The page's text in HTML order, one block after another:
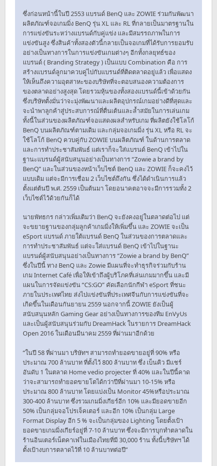
ซึ่งก่อนหน้านี้ในปี 2553 แบรนด์ BenQ และ ZOWIE ร่วมกันพัฒนา
ผลิตภัณฑ์จอเกมมิ่ง BenQ รุ่น XL และ RL ที่กลายเป็นมาตรฐานใน
การแข่งขันระหว่างแบรนด์กับคู่แข่ง และมีสมรรถภาพในการ
แข่งขันสูง ซึ่งสินค้าทั้งสองตัวนี้กลายเป็นจอเกมที่ได้รับการยอมรับ
อย่างเป็นทางการในการแข่งขันเกมต่างๆ อีกทั้งกลยุทธ์ของ
แบรนด์ ( Branding Strategy ) เป็นแบบ Combination คือ การ
สร้างแบรนด์ลูกมาควบคู่ไปกับแบรนด์ที่ติดตลาดอยู่แล้ว เพื่อแสดง
ให้เห็นถึงความอุตสาหะของบริษัทที่จะตอบสนองความต้องการ
ของตลาดอย่างสูงสุด โดยรวมหุ้นของทั้งสองแบรนด์นี้เข้าด้วยกัน
ซึ่งบริษัทตั้งมั่นว่าจะมุ่งพัฒนาและผลิตอุปกรณ์เกมอย่างดีที่สุดและ
จะนำพาลูกค้าสู่ประสบการณ์ที่ตื่นเต้นและล้ำสมัยในการเล่นเกม
ทั้งนี้ในส่วนของผลิตภัณฑ์จอแสดงผลสำหรับเกม ที่ผลิตยังใช้โลโก้
BenQ บนผลิตภัณฑ์ตามเดิม และกลุ่มจอเกมมิ่ง รุ่น XL หรือ RL จะ
ใช้โลโก้ BenQ ควบคู่กับ ZOWIE บนผลิตภัณฑ์ ในด้านการตลาด
และการทำประชาสัมพันธ์ แต่เราก็จะใส่แบรนด์ BenQ เข้าไปใน
ฐานะแบรนด์ผู้สนับสนุนอย่างเป็นทางการ “Zowie a brand by
BenQ” และในส่วนของหน้าเว็บไซต์ BenQ และ ZOWIE ก็จะคงไว้
แบบเดิม แต่จะมีการเชื่อม 2 เว็บไซต์ถึงกัน ซึ่งได้ดำเนินการแล้ว
ตั้งแต่ต้นปี พ.ศ. 2559 เป็นต้นมา โดยอนาคตอาจจะมีการรวมทั้ง 2
เว็บไซต์ไว้ด้วยกันก็ได้
นายพัทธกร กล่าวเพิ่มเติมว่า BenQ จะยังคงอยู่ในตลาดต่อไป แต่
จะขยายฐานของกลุ่มลูกค้าเกมมิ่งให้เพิ่มขึ้น และ ZOWIE จะเป็น
eSport แบรนด์ ภายใต้แบรนด์ BenQ ในส่วนของการตลาดและ
การทำประชาสัมพันธ์ แต่จะใส่แบรนด์ BenQ เข้าไปในฐานะ
แบรนด์ผู้สนับสนุนอย่างเป็นทางการ “Zowie a brand by BenQ”
ซึ่งในปีนี้ ทาง BenQ และ Zowie มีแผนที่จะทำธุรกิจร่วมกับร้าน
เกม Internet Café เพื่อให้เข้าถึงผู้บริโภคที่เล่นเกมมากขึ้น และมี
แผนในการจัดแข่งขัน “CS:GO” คัดเลือกนักกีฬา eSport ที่ชนะ
ภายในประเทศไทย ส่งไปแข่งขันที่ประเทศจีนกับการแข่งขันที่จะ
เกิดขึ้นในเดือนกันยายน 2559 นอกจากนี้ ZOWIE ยังเป็นผู้
สนับสนุนหลัก Gaming Gear อย่างเป็นทางการของทีม EnVyUs
และเป็นผู้สนับสนุนร่วมกับ DreamHack ในรายการ DreamHack
Open 2016 ในเดือนมีนาคม 2559 ที่ผ่านมาอีกด้วย
“ในปี 58 ที่ผ่านมา บริษัทฯ สามารถทำยอดขายอยู่ที่ 90% หรือ
ประมาณ 700 ล้านบาท ที่ตั้งไว้ 800 ล้านบาท ซึ่ง เบ็นคิว มีเเชร์
อันดับ 1 ในตลาด Home vedio projecter ที่ 40% และในปีนี้คาด
ว่าจะสามารถทำยอดขายโตได้กว่าปีที่ผ่านมา 10-15% หรือ
ประมาณ 800 ล้านบาท โดยแบ่งเป็น Monitor 45%หรือประมาณ
300-400 ล้านบาท ซึ่งรวมเกมมิ่งเกียร์อีก 10% และมียอดขายอีก
50% เป็นกลุ่มจอโปรเจ็คเตอร์ และอีก 10% เป็นกลุ่ม Large
Format Display อีก 5 % จะเป็นกลุ่มของ Lighting โดยตั้งเป้า
ยอดขายเกมมิ่งเกียร์อยู่ที่ 7-10 ล้านบาท ซึ่งจะมีการบุกทำตลาดใน
ร้านอินเตอร์เน็ตคาเฟ่ในเมืองไทยที่มี 30,000 ร้าน ทั้งนี้บริษัทฯ ได้
ตั้งเป้างบการตลาดไว้ที่ 10 ล้านบาทต่อปี”